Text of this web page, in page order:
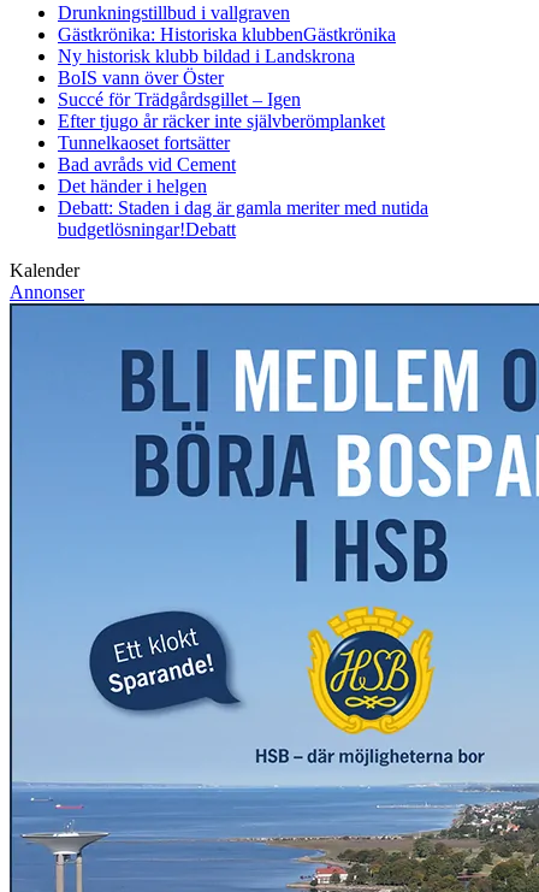
Drunkningstillbud i vallgraven
Gästkrönika: Historiska klubbenGästkrönika
Ny historisk klubb bildad i Landskrona
BoIS vann över Öster
Succé för Trädgårdsgillet – Igen
Efter tjugo år räcker inte självberömplanket
Tunnelkaoset fortsätter
Bad avråds vid Cement
Det händer i helgen
Debatt: Staden i dag är gamla meriter med nutida
budgetlösningar!Debatt
Kalender
Annonser